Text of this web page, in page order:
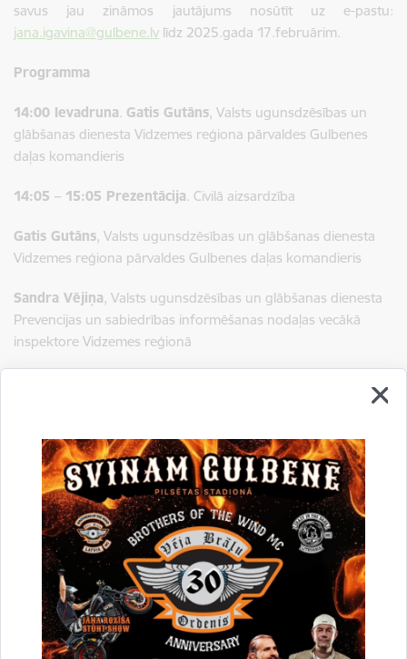
savus jau zināmos jautājums nosūtīt uz e-pastu:
jana.igavina@gulbene.lv līdz 2025.gada 17.februārim.
Programma
14:00 Ievadruna. Gatis Gutāns, Valsts ugunsdzēsības un
glābšanas dienesta Vidzemes reģiona pārvaldes Gulbenes
daļas komandieris
14:05 – 15:05 Prezentācija. Civilā aizsardzība
Gatis Gutāns, Valsts ugunsdzēsības un glābšanas dienesta
Vidzemes reģiona pārvaldes Gulbenes daļas komandieris
Sandra Vējiņa, Valsts ugunsdzēsības un glābšanas dienesta
Prevencijas un sabiedrības informēšanas nodaļas vecākā
inspektore Vidzemes reģionā
15:05 – 16:00 Prezentācija.72 stundu krājumi
KaprāleEgija Kušnere, Komunikācijas nodaļas speciāliste,
Zemessardzes 2.Vidzemes brigāde 26.kājnieku bataljons
Dižkareivis Eižens Petrovičs, Komunikācijas nodaļas
jaunākais speciālists, Zemessardzes 2.Vidzemes brigāde
26.kājnieku bataljons
16:00 Jautājumu un atbilžu sesija